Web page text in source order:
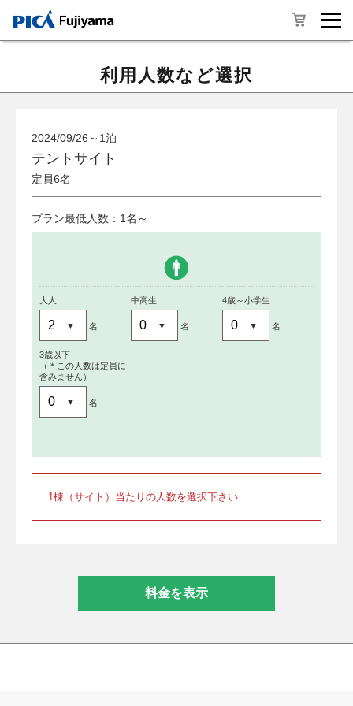
利用人数など選択
2024/09/26～1泊
テントサイト
定員6名
プラン最低人数：1名～
大人
名
中高生
名
4歳～小学生
名
3歳以下
（＊この人数は定員に
含みません）
名
1棟（サイト）当たりの人数を選択下さい
料金を表示